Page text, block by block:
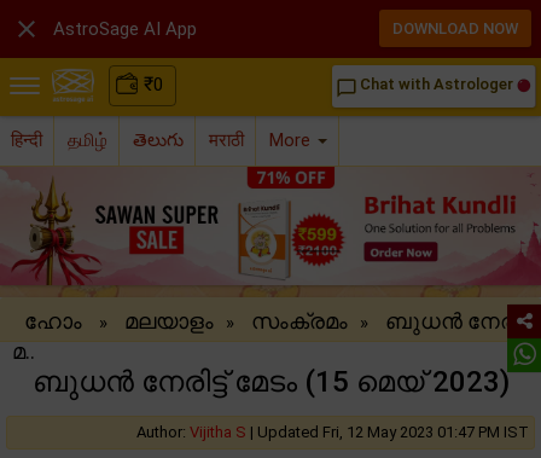
₹0 chat_bubble_outline Chat with Astrologer
हिन्दी தமிழ் తెలుగు मराठी More
ഹോം » മലയാളം » സംക്രമം »
ബുധൻ നേരിട്ട്
മ..
ബുധൻ നേരിട്ട് മേടം (15 മെയ് 2023)
Author: Vijitha S | Updated Fri, 12 May 2023 01:47 PM IST
 AstroSage AI App DOWNLOAD NOW